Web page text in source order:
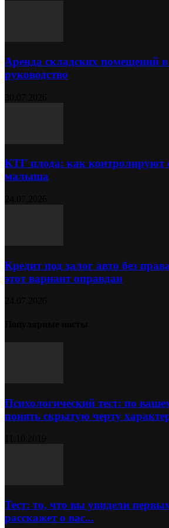
Аренда складских помещений
руководство
КТГ плода: как контролируют
малыша
Кредит под залог авто без
этот вариант оправдан
Психологический тест: по
понять скрытую черту
Тест: то, что вы увидели
расскажет о вас...